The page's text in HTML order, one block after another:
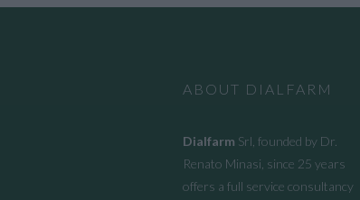
ABOUT DIALFARM
Dialfarm Srl, founded by Dr.
Renato Minasi, since 25 years
offers a full service consultancy